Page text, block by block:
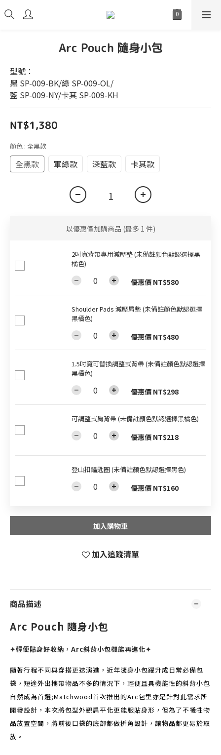
Arc Pouch 隨身小包
型號：
黑 SP-009-BK/綠 SP-009-OL/
藍 SP-009-NY/卡其 SP-009-KH
NT$1,380
顏色 : 全黑款
全黑款 軍綠款 深藍款 卡其款
以優惠價加購商品 (最多 1 件)
2吋寬背帶專用減壓墊 (未備註顏色默認選擇黑
橘色)
優惠價 NT$580
Shoulder Pads 減壓肩墊 (未備註顏色默認選擇
黑橘色)
優惠價 NT$480
1.5吋寬可替換調整式背帶 (未備註顏色默認選擇
黑橘色)
優惠價 NT$298
可調整式肩背帶 (未備註顏色默認選擇黑橘色)
優惠價 NT$218
登山扣鑰匙圈 (未備註顏色默認選擇黑色)
優惠價 NT$160
加入購物車
加入追蹤清單
商品描述
Arc Pouch 隨身小包
✦輕便貼身好收納，Arc斜背小包機能再進化✦
隨著行程不同與穿搭更迭演進，近年隨身小包躍升成日常必備包
袋，短途外出攜帶物品不多的情況下，輕便且具機能性的斜背小包
自然成為首選;Matchwood首次推出的Arc包型亦是針對此需求所
開發設計，本次將包型外觀扁平化更能服貼身形，但為了不犧牲物
品放置空間，將前後口袋的底部都做折角設計，讓物品都更易於取
放。